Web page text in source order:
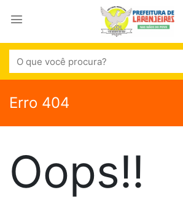
Erro 404
Oops!!